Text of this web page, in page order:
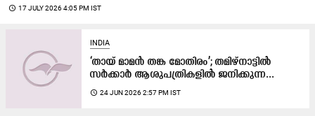
access_time 17 JULY 2026 4:05 PM IST
INDIA
‘തായ് മാമൻ തങ്ക മോതിരം’; തമിഴ്‌നാട്ടിൽ
സർക്കാർ ആശുപത്രികളിൽ ജനിക്കുന്ന...
access_time 24 JUN 2026 2:57 PM IST